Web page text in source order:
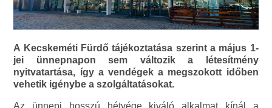
A Kecskeméti Fürdő tájékoztatása szerint a május 1-
jei ünnepnapon sem változik a létesítmény
nyitvatartása, így a vendégek a megszokott időben
vehetik igénybe a szolgáltatásokat.